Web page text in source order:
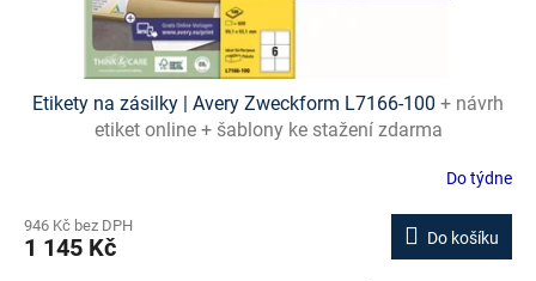
Etikety na zásilky | Avery Zweckform L7166-100 + návrh
etiket online + šablony ke stažení zdarma
Do týdne
946 Kč bez DPH
1 145 Kč Do košíku